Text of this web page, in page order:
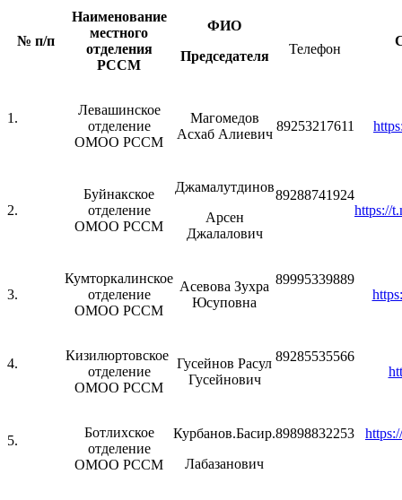
№ п/п
Наименование
местного
отделения
РССМ
ФИО
Председателя
Телефон
1.
Левашинское
отделение
ОМОО РССМ
Магомедов
Асхаб Алиевич
89253217611
2.
Буйнакское
отделение
ОМОО РССМ
Джамалутдинов
Арсен
Джалалович
89288741924
https://
3.
Кумторкалинское
отделение
ОМОО РССМ
Асевова Зухра
Юсуповна
89995339889
4.
Кизилюртовское
отделение
ОМОО РССМ
Гусейнов Расул
Гусейнович
89285535566
5.
Ботлихское
отделение
ОМОО РССМ
Курбанов.Басир.
Лабазанович
89898832253